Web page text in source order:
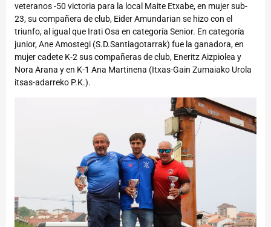
veteranos -50 victoria para la local Maite Etxabe, en mujer sub-
23, su compañera de club, Eider Amundarian se hizo con el
triunfo, al igual que Irati Osa en categoría Senior. En categoría
junior, Ane Amostegi (S.D.Santiagotarrak) fue la ganadora, en
mujer cadete K-2 sus compañeras de club, Eneritz Aizpiolea y
Nora Arana y en K-1 Ana Martinena (Itxas-Gain Zumaiako Urola
itsas-adarreko P.K.).